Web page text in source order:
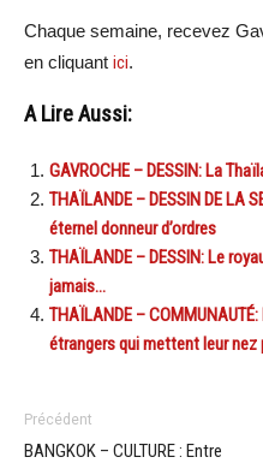
Chaque semaine, recevez
en cliquant ici.
A Lire Aussi:
GAVROCHE – DESSIN: La
THAÏLANDE – DESSIN DE LA
éternel donneur d’ordres
THAÏLANDE – DESSIN: Le
jamais…
THAÏLANDE –
étrangers qui mettent leur
Précédent
BANGKOK – CULTURE : Entre